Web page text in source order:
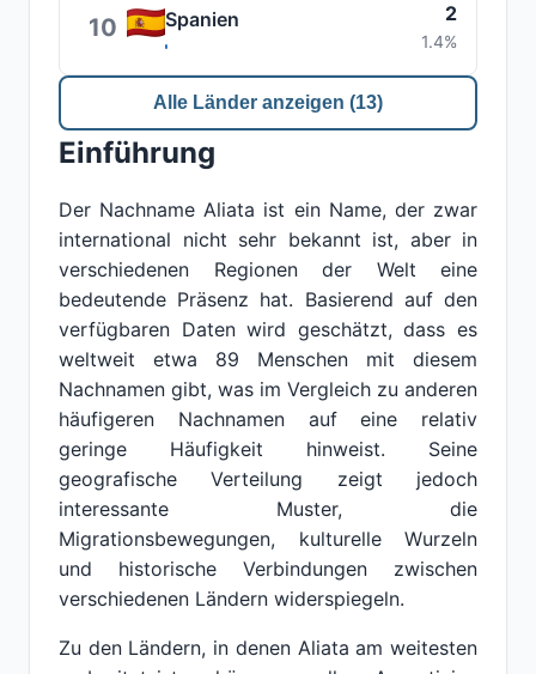
10 Spanien 2
1.4%
Alle Länder anzeigen (13)
Einführung
Der Nachname Aliata ist ein Name, der zwar
international nicht sehr bekannt ist, aber in
verschiedenen Regionen der Welt eine
bedeutende Präsenz hat. Basierend auf den
verfügbaren Daten wird geschätzt, dass es
weltweit etwa 89 Menschen mit diesem
Nachnamen gibt, was im Vergleich zu anderen
häufigeren Nachnamen auf eine relativ
geringe Häufigkeit hinweist. Seine
geografische Verteilung zeigt jedoch
interessante Muster, die
Migrationsbewegungen, kulturelle Wurzeln
und historische Verbindungen zwischen
verschiedenen Ländern widerspiegeln.
Zu den Ländern, in denen Aliata am weitesten